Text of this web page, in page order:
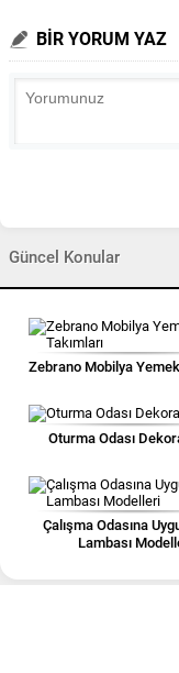
BİR YORUM YAZ
Güncel Konular
Zebrano Mobilya Yemek
Oturma Odası
Çalışma Odasına
Lambası